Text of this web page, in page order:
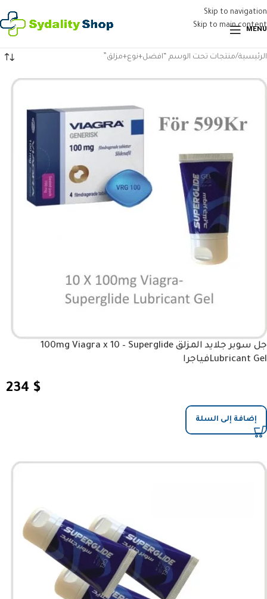
Skip to navigation
Skip to main content
MENU
الرئيسية منتجات تحت الوسم “افضل+نوع+مزلق”
جل سوبر جلايد المزلق 100mg Viagra x 10 – Superglide
Lubricant Gelفياجرا
234 $
إضافة إلى السلة